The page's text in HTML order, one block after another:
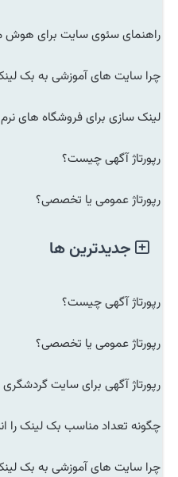
راهنمای سئوی سایت برای هوش
چرا سایت های آموزشی به بک
لینک سازی برای فروشگاه های نرم
رپورتاژ آگهی چیست؟
رپورتاژ عمومی یا تخصصی؟
جدیدترین ها
رپورتاژ آگهی چیست؟
رپورتاژ عمومی یا تخصصی؟
رپورتاژ آگهی برای سایت گردشگری
چگونه تعداد مناسب بک لینک را
چرا سایت های آموزشی به بک